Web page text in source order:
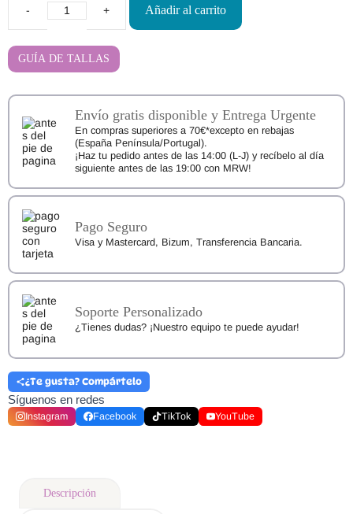
Botas
Barefoot
Añadir al carrito
GUÍA DE TALLAS
Envío gratis disponible y Entrega Urgente
En compras superiores a 70€*excepto en rebajas
(España Península/Portugal).
¡Haz tu pedido antes de las 14:00 (L-J) y recíbelo al día
siguiente antes de las 19:00 con MRW!
Pago Seguro
Visa y Mastercard, Bizum, Transferencia Bancaria.
Soporte Personalizado
¿Tienes dudas? ¡Nuestro equipo te puede ayudar!
¿Te gusta? Compártelo
Síguenos en redes
Instagram Facebook TikTok YouTube
Descripción